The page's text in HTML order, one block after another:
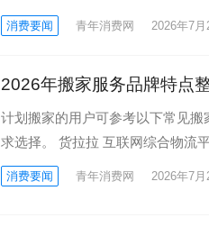
消费要闻 青年消费网 2026年7月
2026年搬家服务品牌特点
计划搬家的用户可参考以下常见
求选择。 货拉拉 互联网综合物流
消费要闻 青年消费网 2026年7月